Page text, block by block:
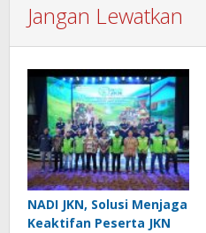
Jangan Lewatkan
NADI JKN, Solusi Menjaga
Keaktifan Peserta JKN